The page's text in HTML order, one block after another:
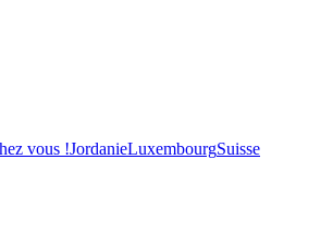
vous !JordanieLuxembourgSuisse